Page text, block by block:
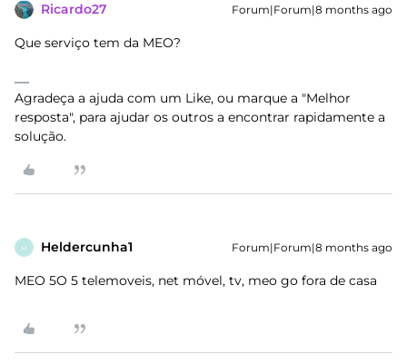
Ricardo27 Forum|Forum|8 months ago
Que serviço tem da MEO?
Agradeça a ajuda com um Like, ou marque a "Melhor
resposta", para ajudar os outros a encontrar rapidamente a
solução.
H Heldercunha1 Forum|Forum|8 months ago
MEO 5O 5 telemoveis, net móvel, tv, meo go fora de casa